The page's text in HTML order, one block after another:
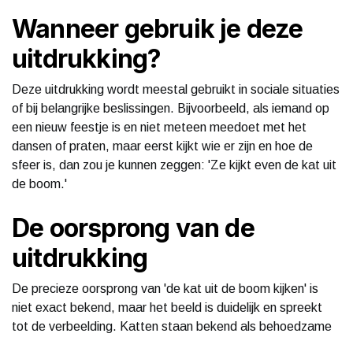
Wanneer gebruik je deze
uitdrukking?
Deze uitdrukking wordt meestal gebruikt in sociale situaties
of bij belangrijke beslissingen. Bijvoorbeeld, als iemand op
een nieuw feestje is en niet meteen meedoet met het
dansen of praten, maar eerst kijkt wie er zijn en hoe de
sfeer is, dan zou je kunnen zeggen: 'Ze kijkt even de kat uit
de boom.'
De oorsprong van de
uitdrukking
De precieze oorsprong van 'de kat uit de boom kijken' is
niet exact bekend, maar het beeld is duidelijk en spreekt
tot de verbeelding. Katten staan bekend als behoedzame